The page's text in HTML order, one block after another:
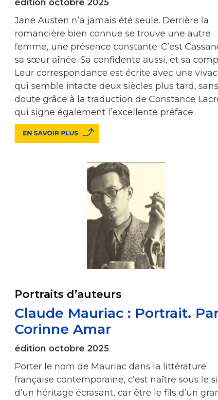
édition octobre 2025
Jane Austen n’a jamais été seule. Derrière la
romancière bien connue se trouve une autre
femme, une présence constante. C’est
sa sœur aînée. Sa confidente aussi, et sa
Leur correspondance est écrite avec une
qui semble intacte deux siècles plus tard, sans
doute grâce à la traduction de Constance
qui signe également l’excellente préface
Portraits d’auteurs
Claude Mauriac : Portrait.
Corinne Amar
édition octobre 2025
Porter le nom de Mauriac dans la littérature
française contemporaine, c’est naître sous le
d’un héritage écrasant, car être le fils d’un